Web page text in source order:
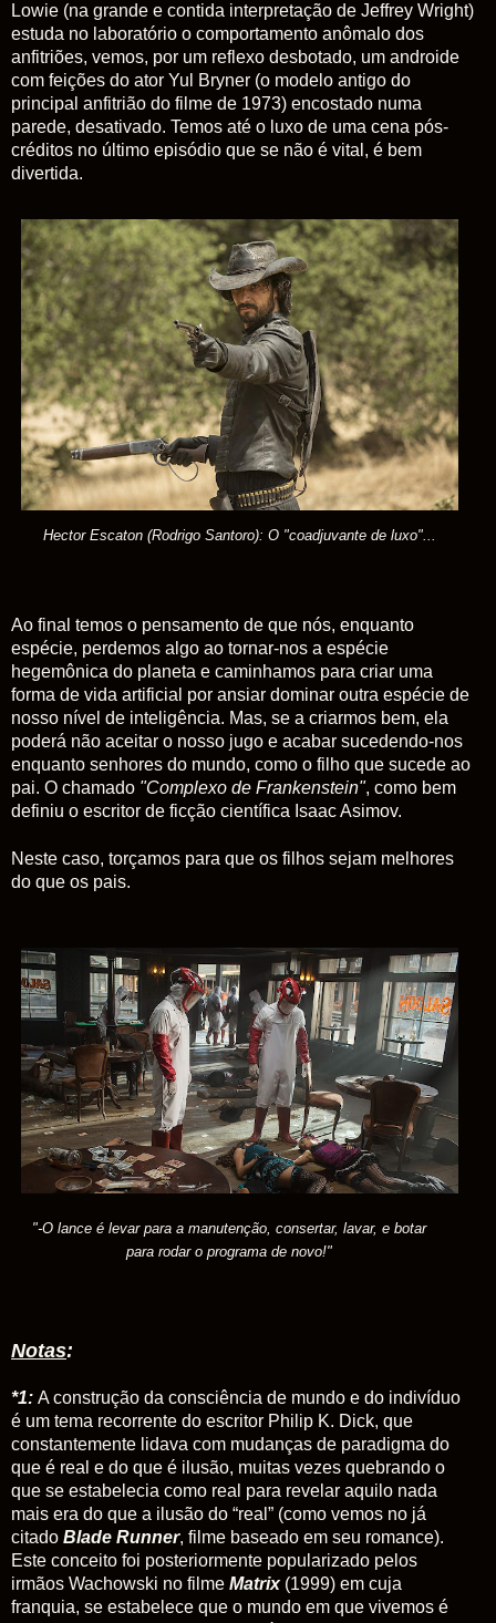
Lowie (na grande e contida interpretação de Jeffrey Wright)
estuda no laboratório o comportamento anômalo dos
anfitriões, vemos, por um reflexo desbotado, um androide
com feições do ator Yul Bryner (o modelo antigo do
principal anfitrião do filme de 1973) encostado numa
parede, desativado. Temos até o luxo de uma cena pós-
créditos no último episódio que se não é vital, é bem
divertida.
Hector Escaton (Rodrigo Santoro): O "coadjuvante de luxo"...
Ao final temos o pensamento de que nós, enquanto
espécie, perdemos algo ao tornar-nos a espécie
hegemônica do planeta e caminhamos para criar uma
forma de vida artificial por ansiar dominar outra espécie de
nosso nível de inteligência. Mas, se a criarmos bem, ela
poderá não aceitar o nosso jugo e acabar sucedendo-nos
enquanto senhores do mundo, como o filho que sucede ao
pai. O chamado "Complexo de Frankenstein", como bem
definiu o escritor de ficção científica Isaac Asimov.
Neste caso, torçamos para que os filhos sejam melhores
do que os pais.
"-O lance é levar para a manutenção, consertar, lavar, e botar
para rodar o programa de novo!"
Notas:
*1: A construção da consciência de mundo e do indivíduo
é um tema recorrente do escritor Philip K. Dick, que
constantemente lidava com mudanças de paradigma do
que é real e do que é ilusão, muitas vezes quebrando o
que se estabelecia como real para revelar aquilo nada
mais era do que a ilusão do “real” (como vemos no já
citado Blade Runner, filme baseado em seu romance).
Este conceito foi posteriormente popularizado pelos
irmãos Wachowski no filme Matrix(1999) em cuja
franquia, se estabelece que o mundo em que vivemos é